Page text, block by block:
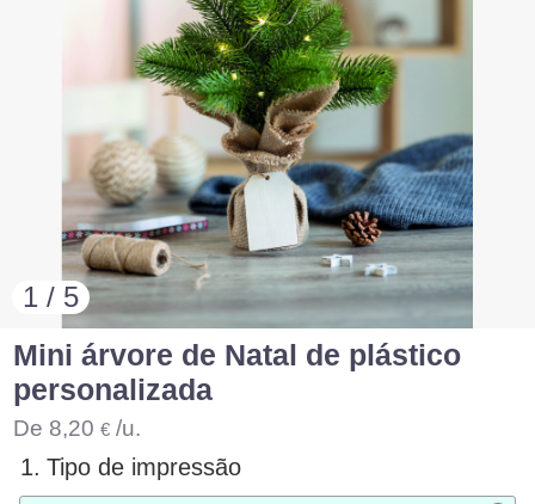
1 / 5
Mini árvore de Natal de plástico
personalizada
De 8,20 € /u.
1. Tipo de impressão